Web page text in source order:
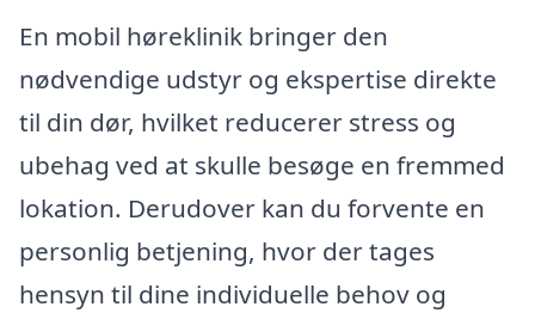
En mobil høreklinik bringer den
nødvendige udstyr og ekspertise direkte
til din dør, hvilket reducerer stress og
ubehag ved at skulle besøge en fremmed
lokation. Derudover kan du forvente en
personlig betjening, hvor der tages
hensyn til dine individuelle behov og